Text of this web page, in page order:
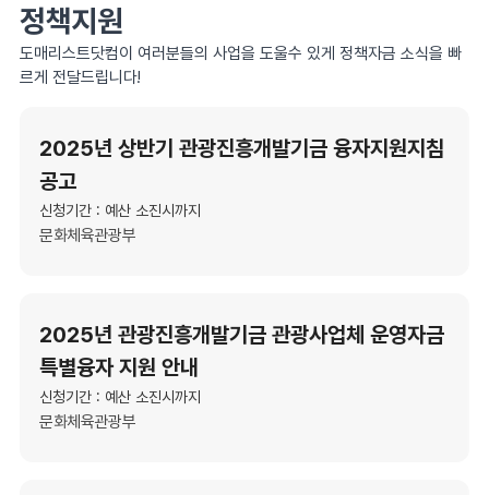
정책지원
도매리스트닷컴이 여러분들의 사업을 도울수 있게 정책자금 소식을 빠
르게 전달드립니다!
2025년 상반기 관광진흥개발기금 융자지원지침
공고
신청기간 : 예산 소진시까지
문화체육관광부
2025년 관광진흥개발기금 관광사업체 운영자금
특별융자 지원 안내
신청기간 : 예산 소진시까지
문화체육관광부